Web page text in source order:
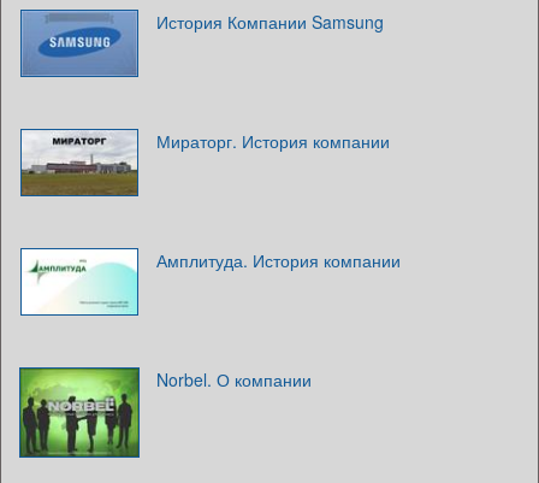
История Компании Samsung
Мираторг. История компании
Амплитуда. История компании
Norbel. О компании